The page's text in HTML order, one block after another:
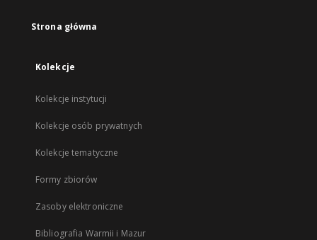
Strona główna
Kolekcje
Kolekcje instytucji
Kolekcje osób prywatnych
Kolekcje tematyczne
Formy zbiorów
Zasoby elektroniczne
Bibliografia Warmii i Mazur